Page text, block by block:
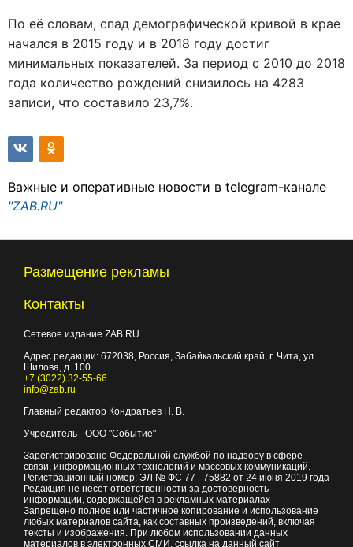
По её словам, спад демографической кривой в крае
начался в 2015 году и в 2018 году достиг
минимальных показателей. За период с 2010 до 2018
года количество рождений снизилось на 4283
записи, что составило 23,7%.
Важные и оперативные новости в telegram-канале
"ZAB.RU"
Размещение рекламы
Контакты
Сетевое издание ZAB.RU
Адрес редакции: 672038, Россия, Забайкальский край, г. Чита, ул.
Шилова, д. 100
+7 (3022) 32-55-66
info@zab.ru
Главный редактор Кондратьев Н. В.
Учредитель - ООО "Событие"
Зарегистрировано Федеральной службой по надзору в сфере
связи, информационных технологий и массовых коммуникаций.
Регистрационный номер: ЭЛ № ФС 77 - 75882 от 24 июня 2019 года
Редакция не несет ответственности за достоверность
информации, содержащейся в рекламных материалах
Запрещено полное или частичное копирование и использование
любых материалов сайта, как составных произведений, включая
тексты и изображения. При любом использовании данных
материалов в электронных СМИ, ссылка на данный сайт